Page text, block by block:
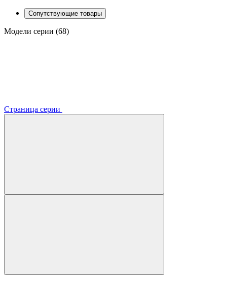
Сопутствующие товары
Модели серии (68)
Страница серии